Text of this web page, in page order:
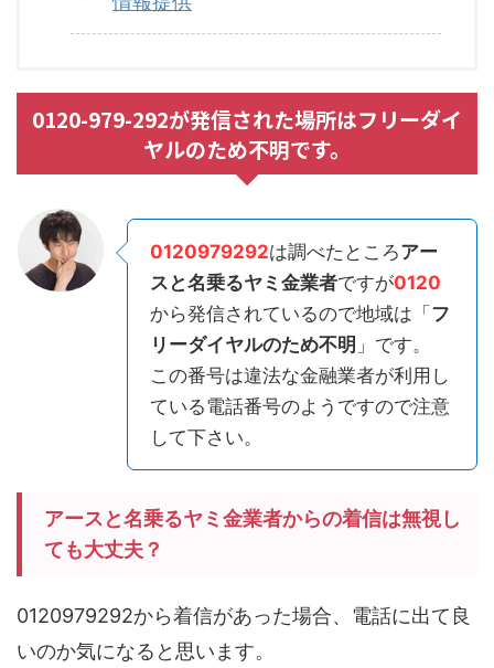
0120-979-292が発信された場所はフリーダイ
ヤルのため不明です。
0120979292は調べたところアー
スと名乗るヤミ金業者ですが0120
から発信されているので地域は「 フ
リーダイヤルのため不明 」です。
この番号は違法な金融業者が利用し
ている電話番号のようですので注意
して下さい。
アースと名乗るヤミ金業者からの着信は無視し
ても大丈夫？
0120979292から着信があった場合、電話に出て良
いのか気になると思います。